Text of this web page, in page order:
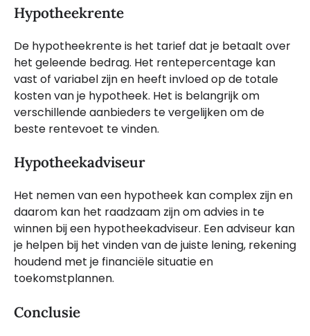
Hypotheekrente
De hypotheekrente is het tarief dat je betaalt over
het geleende bedrag. Het rentepercentage kan
vast of variabel zijn en heeft invloed op de totale
kosten van je hypotheek. Het is belangrijk om
verschillende aanbieders te vergelijken om de
beste rentevoet te vinden.
Hypotheekadviseur
Het nemen van een hypotheek kan complex zijn en
daarom kan het raadzaam zijn om advies in te
winnen bij een hypotheekadviseur. Een adviseur kan
je helpen bij het vinden van de juiste lening, rekening
houdend met je financiële situatie en
toekomstplannen.
Conclusie